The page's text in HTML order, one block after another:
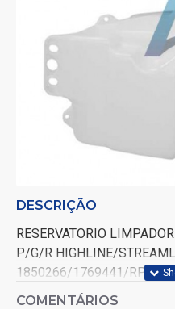
DESCRIÇÃO
RESERVATORIO
P/G/R HIGHLINE/
1850266/1769441/RP071
COMENTÁRIOS